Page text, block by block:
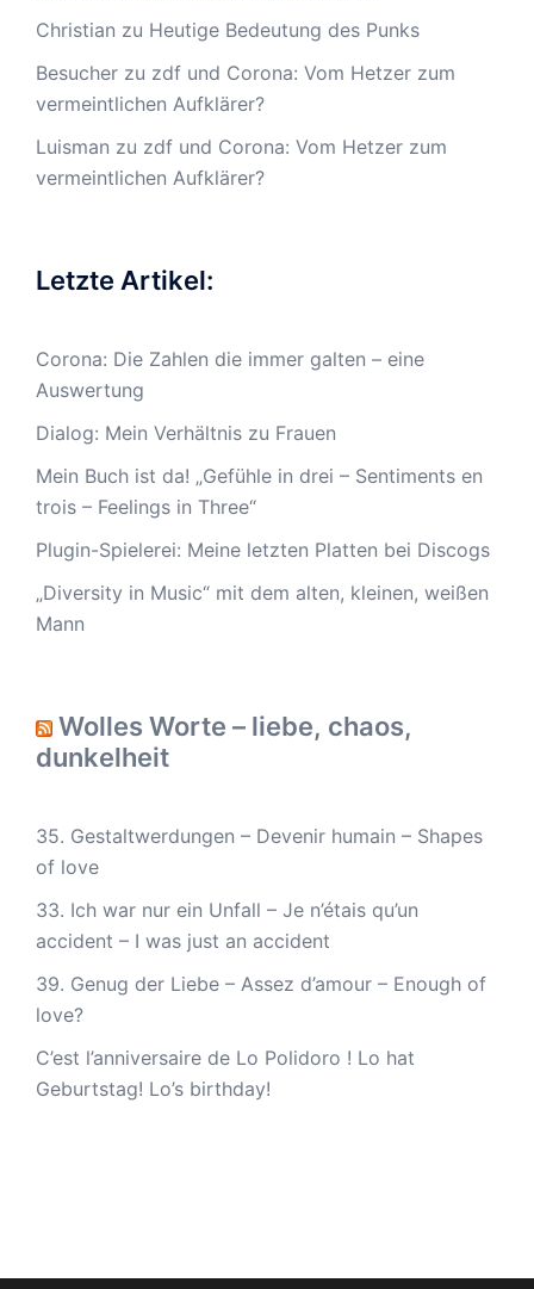
Christian zu Heutige Bedeutung des Punks
Besucher zu zdf und Corona: Vom Hetzer zum
vermeintlichen Aufklärer?
Luisman zu zdf und Corona: Vom Hetzer zum
vermeintlichen Aufklärer?
Letzte Artikel:
Corona: Die Zahlen die immer galten – eine
Auswertung
Dialog: Mein Verhältnis zu Frauen
Mein Buch ist da! „Gefühle in drei – Sentiments en
trois – Feelings in Three“
Plugin-Spielerei: Meine letzten Platten bei Discogs
„Diversity in Music“ mit dem alten, kleinen, weißen
Mann
Wolles Worte – liebe, chaos,
dunkelheit
35. Gestaltwerdungen – Devenir humain – Shapes
of love
33. Ich war nur ein Unfall – Je n’étais qu’un
accident – I was just an accident
39. Genug der Liebe – Assez d’amour – Enough of
love?
C’est l’anniversaire de Lo Polidoro ! Lo hat
Geburtstag! Lo’s birthday!